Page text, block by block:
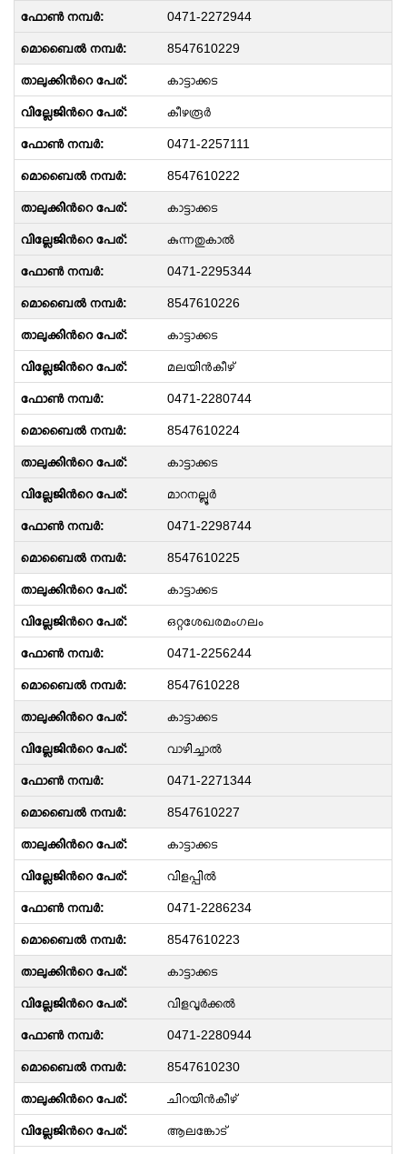
0471-2272944
8547610229
കാട്ടാക്കട
കീഴരൂർ
0471-2257111
8547610222
കാട്ടാക്കട
കുന്നതുകാൽ
0471-2295344
8547610226
കാട്ടാക്കട
മലയിൻകീഴ്
0471-2280744
8547610224
കാട്ടാക്കട
മാറനല്ലൂർ
0471-2298744
8547610225
കാട്ടാക്കട
ഒറ്റശേഖരമംഗലം
0471-2256244
8547610228
കാട്ടാക്കട
വാഴിച്ചാൽ
0471-2271344
8547610227
കാട്ടാക്കട
വിളപ്പിൽ
0471-2286234
8547610223
കാട്ടാക്കട
വിളവൂർക്കൽ
0471-2280944
8547610230
ചിറയിൻകീഴ്
ആലങ്കോട്